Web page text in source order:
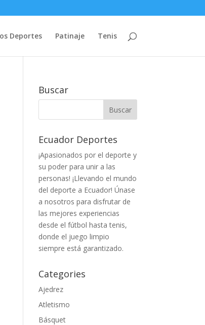
Deportes Patinaje Tenis
Buscar
Ecuador Deportes
¡Apasionados por el deporte y
su poder para unir a las
personas! ¡Llevando el mundo
del deporte a Ecuador! Únase
a nosotros para disfrutar de
las mejores experiencias
desde el fútbol hasta tenis,
donde el juego limpio
siempre está garantizado.
Categories
Ajedrez
Atletismo
Básquet